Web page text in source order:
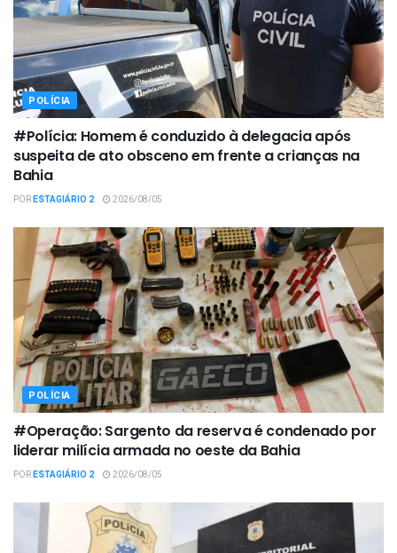
POLÍCIA
#Polícia: Homem é conduzido à delegacia após
suspeita de ato obsceno em frente a crianças na
Bahia
PORESTAGIÁRIO 2 2026/08/05
POLÍCIA
#Operação: Sargento da reserva é condenado por
liderar milícia armada no oeste da Bahia
PORESTAGIÁRIO 2 2026/08/05